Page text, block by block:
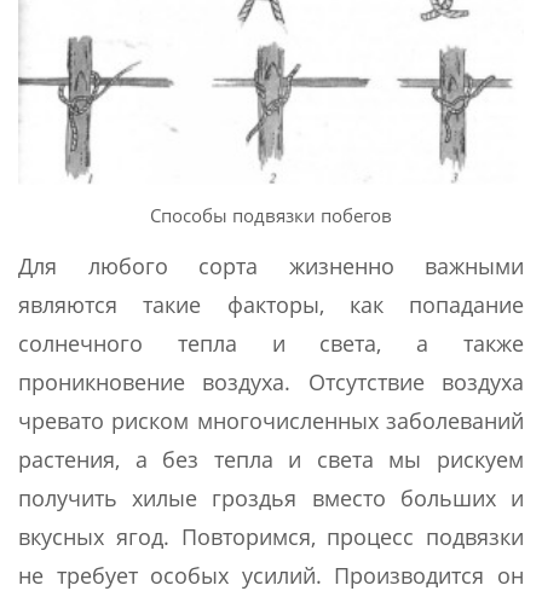
Способы подвязки побегов
Для любого сорта жизненно важными
являются такие факторы, как попадание
солнечного тепла и света, а также
проникновение воздуха. Отсутствие воздуха
чревато риском многочисленных заболеваний
растения, а без тепла и света мы рискуем
получить хилые гроздья вместо больших и
вкусных ягод. Повторимся, процесс подвязки
не требует особых усилий. Производится он